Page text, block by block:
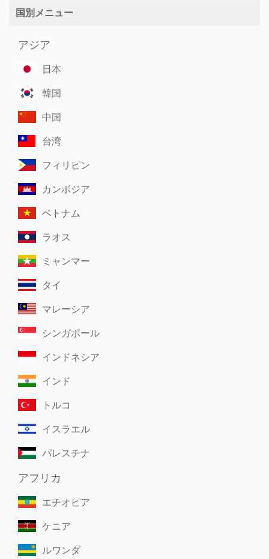
国別メニュー
アジア
日本
韓国
中国
台湾
フィリピン
カンボジア
ベトナム
ラオス
ミャンマー
タイ
マレーシア
シンガポール
インドネシア
インド
トルコ
イスラエル
パレスチナ
アフリカ
エチオピア
ケニア
ルワンダ